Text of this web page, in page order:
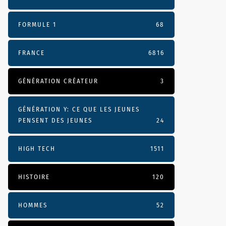
FORMULE 1 68
FRANCE 6816
GÉNÉRATION CRÉATEUR 3
GÉNÉRATION Y: CE QUE LES JEUNES
PENSENT DES JEUNES
24
HIGH TECH 1511
HISTOIRE 120
HOMMES 52